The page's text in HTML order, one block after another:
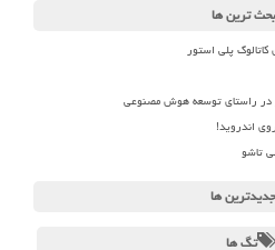
ترین ها
پلی استور
در راستای توسعه هوش مصنوعی
اندروید!
جدیدترین ها
تگ ها